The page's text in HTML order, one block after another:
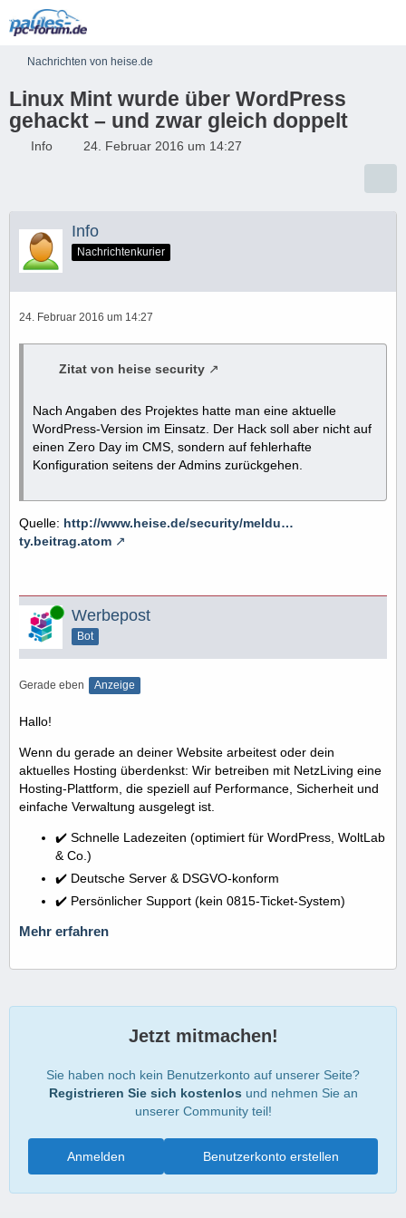
Nachrichten von heise.de
Linux Mint wurde über WordPress
gehackt – und zwar gleich doppelt
Info 24. Februar 2016 um 14:27
Info
Nachrichtenkurier
24. Februar 2016 um 14:27
Zitat von heise security
Nach Angaben des Projektes hatte man eine aktuelle
WordPress-Version im Einsatz. Der Hack soll aber nicht auf
einen Zero Day im CMS, sondern auf fehlerhafte
Konfiguration seitens der Admins zurückgehen.
Quelle: http://www.heise.de/security/meldu…
ty.beitrag.atom
Online Werbepost
Bot
Gerade eben Anzeige
Hallo!
Wenn du gerade an deiner Website arbeitest oder dein
aktuelles Hosting überdenkst: Wir betreiben mit NetzLiving eine
Hosting-Plattform, die speziell auf Performance, Sicherheit und
einfache Verwaltung ausgelegt ist.
✔️ Schnelle Ladezeiten (optimiert für WordPress, WoltLab
& Co.)
✔️ Deutsche Server & DSGVO-konform
✔️ Persönlicher Support (kein 0815-Ticket-System)
Mehr erfahren
Jetzt mitmachen!
Sie haben noch kein Benutzerkonto auf unserer Seite?
Registrieren Sie sich kostenlos und nehmen Sie an
unserer Community teil!
Benutzerkonto erstellen
Anmelden